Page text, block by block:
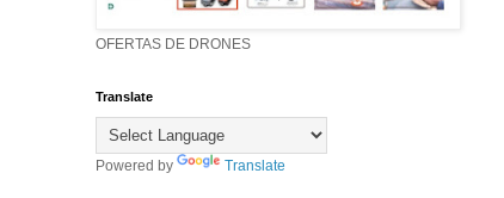
OFERTAS DE DRONES
Translate
Powered by Translate